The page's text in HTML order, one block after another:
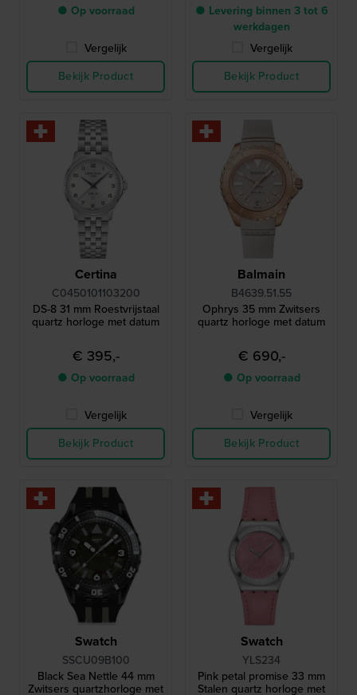
● Op voorraad
Vergelijk
Bekijk Product
● Levering binnen 3 tot 6
werkdagen
Vergelijk
Bekijk Product
Certina
C0450101103200
DS-8 31 mm Roestvrijstaal
quartz horloge met datum
€ 395,-
● Op voorraad
Vergelijk
Bekijk Product
Balmain
B4639.51.55
Ophrys 35 mm Zwitsers
quartz horloge met datum
€ 690,-
● Op voorraad
Vergelijk
Bekijk Product
Swatch
SSCU09B100
Black Sea Nettle 44 mm
Zwitsers quartzhorloge met
Swatch
YLS234
Pink petal promise 33 mm
Stalen quartz horloge met